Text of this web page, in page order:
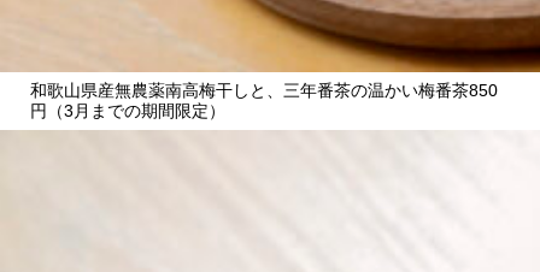
MAIN MENU
SERIES
和歌山県産無農薬南高梅干しと、三年番茶の温かい梅番茶850
円（3月までの期間限定）